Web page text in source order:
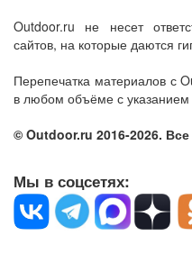
Outdoor.ru не несет
сайтов, на которые даются
Перепечатка материалов с
в любом объёме с указанием
© Outdoor.ru 2016-2026.
Мы в соцсетях: